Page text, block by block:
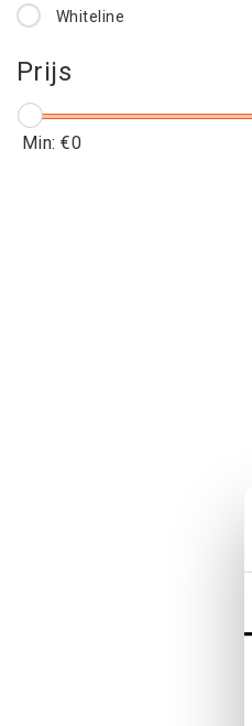
Whiteline
Prijs
Min: €0